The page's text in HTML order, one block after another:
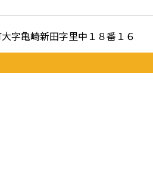
字亀崎新田字里中１８番１６